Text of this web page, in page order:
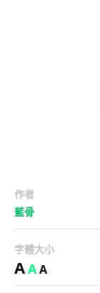
作者
藍骨
字體大小
AAA